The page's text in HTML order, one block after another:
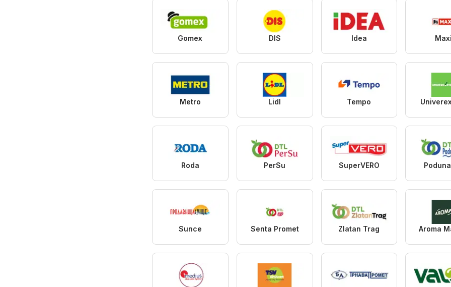
Gomex DIS Idea Maxi
Metro Lidl Tempo
Roda PerSu SuperVERO
Sunce Senta Promet Zlatan Trag Aroma